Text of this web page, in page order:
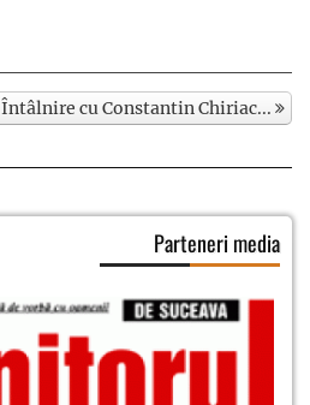
Întâlnire cu Constantin Chiriac...
Parteneri media